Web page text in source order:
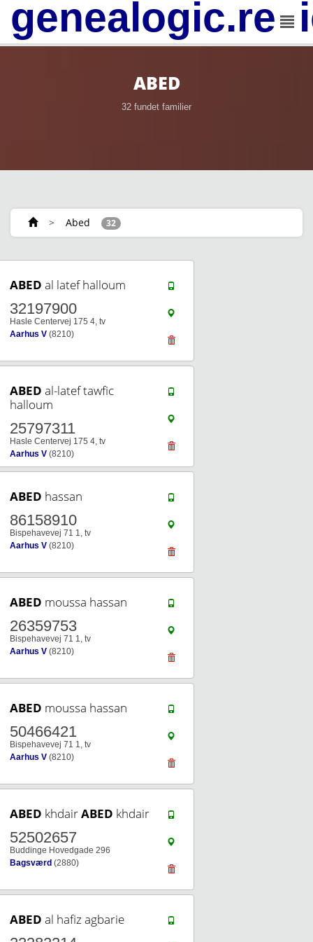
ABED
32 fundet familier
> Abed 32
ABED al latef halloum
32197900
Hasle Centervej 175 4, tv
Aarhus V (8210)
ABED al-latef tawfic
halloum
25797311
Hasle Centervej 175 4, tv
Aarhus V (8210)
ABED hassan
86158910
Bispehavevej 71 1, tv
Aarhus V (8210)
ABED moussa hassan
26359753
Bispehavevej 71 1, tv
Aarhus V (8210)
ABED moussa hassan
50466421
Bispehavevej 71 1, tv
Aarhus V (8210)
ABED khdairABED khdair
52502657
Buddinge Hovedgade 296
Bagsværd (2880)
ABED al hafiz agbarie